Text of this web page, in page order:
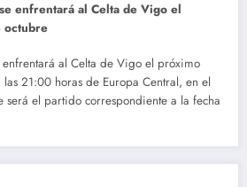
enfrentará al Celta de Vigo el
octubre
al Celta de Vigo el próximo
21:00 horas de Europa Central, en el
será el partido correspondiente a la fecha